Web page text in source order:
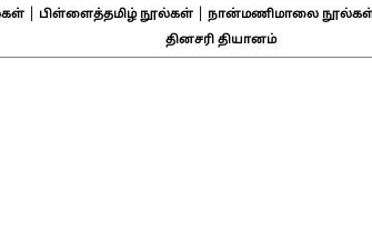
| பிள்ளைத்தமிழ் நூல்கள்| நான்மணிமாலை
தினசரி தியானம்